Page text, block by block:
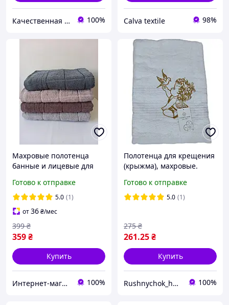
Качественная постель 100% Calva textile 98%
Махровые полотенца
банные и лицевые для
140 100 50 Полотенца
махровые на подарок
Готово к отправке
5.0 (1)
от36₴/мес
359₴
399 ₴
Купить
Интернет-магазин №1 Обувь,одежда для всех 100%
Полотенца для крещения
(крыжма), махровые.
Готово к отправке
5.0 (1)
261.25₴
275 ₴
Купить
Rushnychok_home_ 100%